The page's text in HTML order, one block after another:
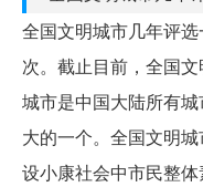
全国文明城市几年评
次。截止目前，全国
城市是中国大陆所有
大的一个。全国文明
设小康社会中市民整体